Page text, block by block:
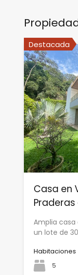
Destacada
Casa en
Amplia
un lote de
Habitaciones
5